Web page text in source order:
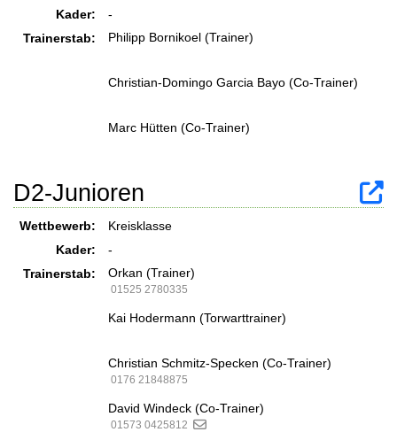
Kader:
-
Trainerstab:
Philipp Bornikoel (Trainer)
Christian-Domingo Garcia Bayo (Co-Trainer)
Marc Hütten (Co-Trainer)
D2-Junioren
Wettbewerb:
Kreisklasse
Kader:
-
Trainerstab:
Orkan (Trainer)
01525 2780335
Kai Hodermann (Torwarttrainer)
Christian Schmitz-Specken (Co-Trainer)
0176 21848875
David Windeck (Co-Trainer)
01573 0425812